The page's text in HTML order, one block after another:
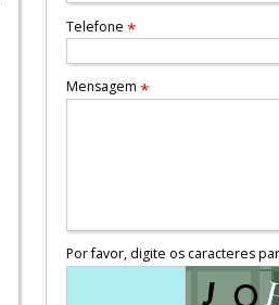
Telefone *
Mensagem *
Por favor, digite os caracteres